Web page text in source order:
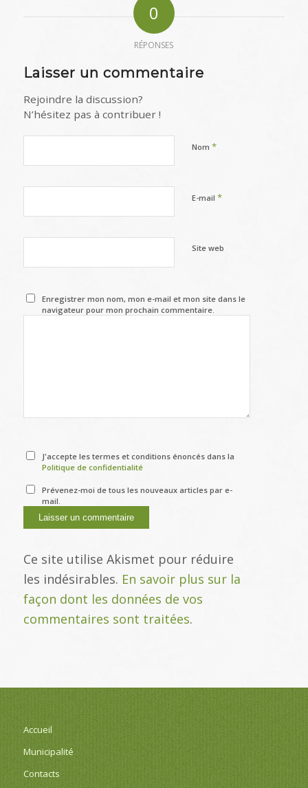
0
RÉPONSES
Laisser un commentaire
Rejoindre la discussion?
N’hésitez pas à contribuer !
Nom *
E-mail *
Site web
Enregistrer mon nom, mon e-mail et mon site dans le
navigateur pour mon prochain commentaire.
J'accepte les termes et conditions énoncés dans la
Politique de confidentialité
Prévenez-moi de tous les nouveaux articles par e-
mail.
Ce site utilise Akismet pour réduire
les indésirables. En savoir plus sur la
façon dont les données de vos
commentaires sont traitées.
Accueil
Municipalité
Contacts